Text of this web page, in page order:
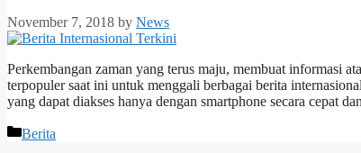
November 7, 2018 by News
Perkembangan zaman yang terus maju, membuat informasi
terpopuler saat ini untuk menggali berbagai berita
yang dapat diakses hanya dengan smartphone secara cepat
Categories
Berita